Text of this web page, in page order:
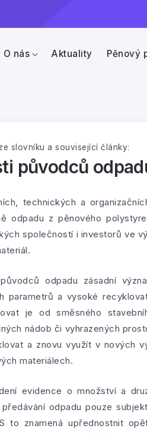
O nás Aktuality Pěnový
slovníku a související články:
původců
technických a
z pěnového
společností i investorů ve
odpadu zásadní
parametrů a vysoké
je od směsného
nádob či vyhrazených
a znovu využít v nových
materiálech.
evidence o množství a
odpadu pouze
to znamená upřednostnit